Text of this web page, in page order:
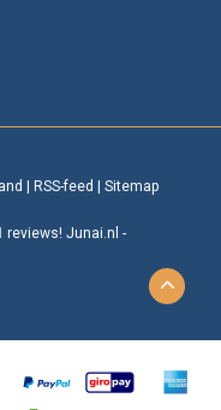
| RSS-feed | Sitemap
reviews! Junai.nl -